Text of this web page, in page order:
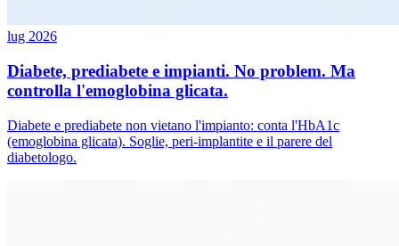
lug 2026
Diabete, prediabete e impianti. No problem. Ma
controlla l'emoglobina glicata.
Diabete e prediabete non vietano l'impianto: conta l'HbA1c
(emoglobina glicata). Soglie, peri-implantite e il parere del
diabetologo.